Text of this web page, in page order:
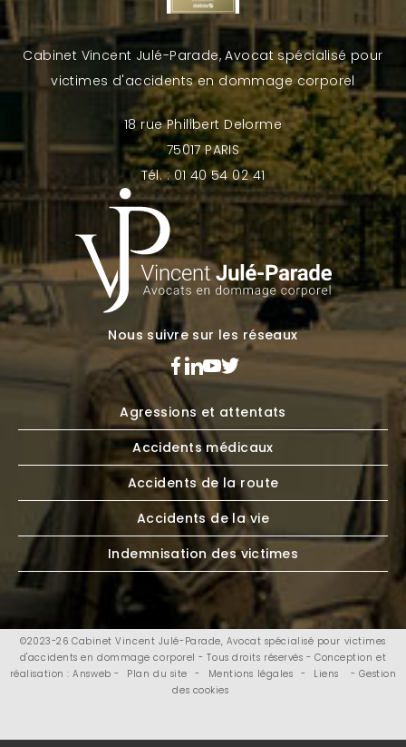
Cabinet Vincent Julé-Parade, Avocat spécialisé pour
victimes d'accidents en dommage corporel
18 rue Philibert Delorme
75017 PARIS
Tél. : 01 40 54 02 41
Nous suivre sur les réseaux
Agressions et attentats
Accidents médicaux
Accidents de la route
Accidents de la vie
Indemnisation des victimes
©2023-26 Cabinet Vincent Julé-Parade, Avocat spécialisé pour victimes
d'accidents en dommage corporel - Tous droits réservés - Conception et
réalisation : Answeb -
Plan du site - Mentions légales - Liens
- Gestion
des cookies